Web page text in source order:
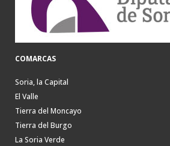
COMARCAS
Soria, la Capital
El Valle
Tierra del Moncayo
Tierra del Burgo
La Soria Verde